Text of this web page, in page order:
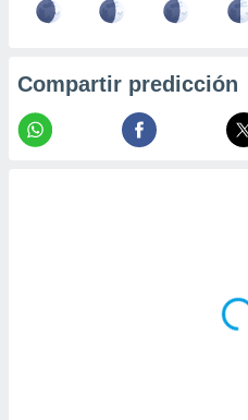
Compartir predicción